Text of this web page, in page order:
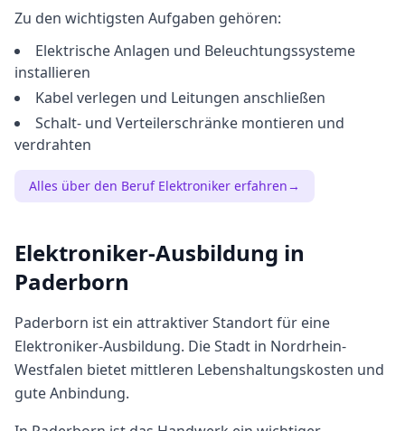
Zu den wichtigsten Aufgaben gehören:
Elektrische Anlagen und Beleuchtungssysteme
installieren
Kabel verlegen und Leitungen anschließen
Schalt- und Verteilerschränke montieren und
verdrahten
Alles über den Beruf Elektroniker erfahren→
Elektroniker-Ausbildung in
Paderborn
Paderborn ist ein attraktiver Standort für eine
Elektroniker-Ausbildung. Die Stadt in Nordrhein-
Westfalen bietet mittleren Lebenshaltungskosten und
gute Anbindung.